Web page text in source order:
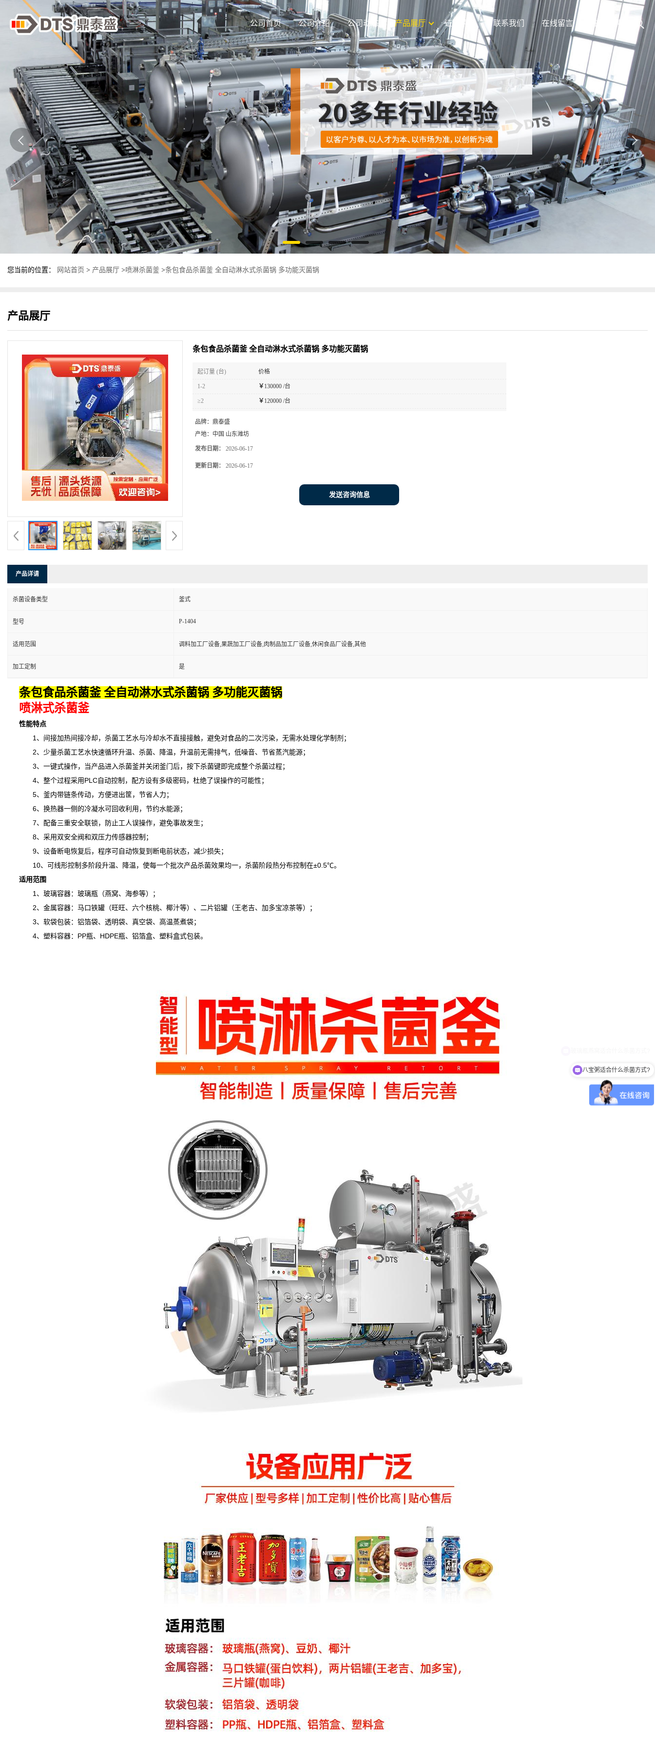
公司首页 公司介绍 公司动态 产品展厅 证书荣誉 联系我们 在线留言 在线招聘
您当前的位置： 网站首页 > 产品展厅 >喷淋杀菌釜 >条包食品杀菌釜 全自动淋水式杀菌锅 多功能灭菌锅
产品展厅
条包食品杀菌釜 全自动淋水式杀菌锅 多功能灭菌锅
起订量 (台) 价格
1-2 ￥ 130000 /台
≥2 ￥ 120000 /台
品牌： 鼎泰盛
产地： 中国 山东潍坊
发布日期： 2026-06-17
更新日期： 2026-06-17
发送咨询信息
产品详请
杀菌设备类型 釜式
型号 P-1404
适用范围 调料加工厂设备,果蔬加工厂设备,肉制品加工厂设备,休闲食品厂设备,其他
加工定制 是
条包食品杀菌釜 全自动淋水式杀菌锅 多功能灭菌锅
喷淋式杀菌釜
性能特点
1、间接加热间接冷却，杀菌工艺水与冷却水不直接接触，避免对食品的二次污染，无需水处理化学制剂；
2、少量杀菌工艺水快速循环升温、杀菌、降温，升温前无需排气，低噪音、节省蒸汽能源；
3、一键式操作，当产品进入杀菌釜并关闭釜门后，按下杀菌键即完成整个杀菌过程；
4、整个过程采用PLC自动控制，配方设有多级密码，杜绝了误操作的可能性；
5、釜内带链条传动，方便进出筐，节省人力；
6、换热器一侧的冷凝水可回收利用，节约水能源；
7、配备三重安全联锁，防止工人误操作，避免事故发生；
8、采用双安全阀和双压力传感器控制；
9、设备断电恢复后，程序可自动恢复到断电前状态，减少损失；
10、可线形控制多阶段升温、降温， 使每一个批次产品杀菌效果均一，杀菌阶段热分布控制在±0.5℃。
适用范围
1、玻璃容器：玻璃瓶（燕窝、海参等）；
2、金属容器：马口铁罐（旺旺、六个核桃、椰汁等）、二片铝罐（王老吉、加多宝凉茶等）；
3、软袋包装：铝箔袋、透明袋、真空袋、高温蒸煮袋；
4、塑料容器：PP瓶、HDPE瓶、铝箔盒、塑料盒式包装。
八宝粥适合什么杀菌方式?